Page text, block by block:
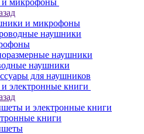
микрофоны
и микрофоны
наушники
наушники
наушники
для наушников
электронные книги
и электронные книги
книги